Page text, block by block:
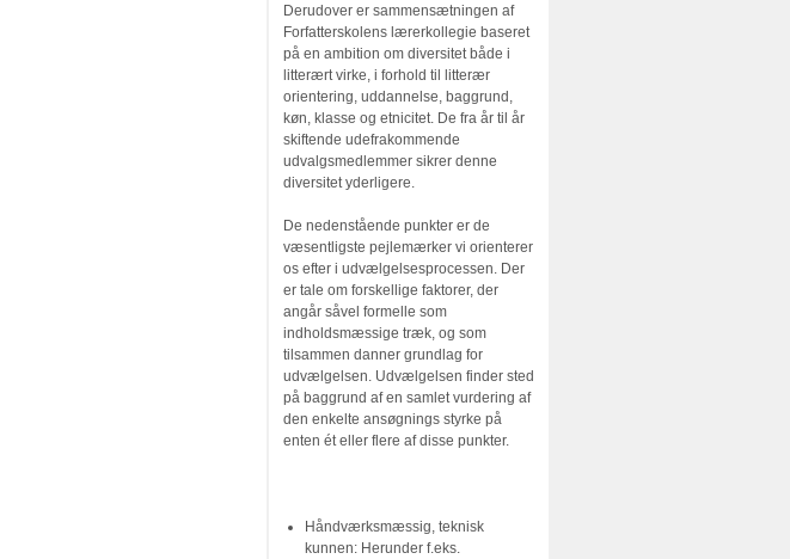
Derudover er sammensætningen af
Forfatterskolens lærerkollegie baseret
på en ambition om diversitet både i
litterært virke, i forhold til litterær
orientering, uddannelse, baggrund,
køn, klasse og etnicitet. De fra år til år
skiftende udefrakommende
udvalgsmedlemmer sikrer denne
diversitet yderligere.
De nedenstående punkter er de
væsentligste pejlemærker vi orienterer
os efter i udvælgelsesprocessen. Der
er tale om forskellige faktorer, der
angår såvel formelle som
indholdsmæssige træk, og som
tilsammen danner grundlag for
udvælgelsen. Udvælgelsen finder sted
på baggrund af en samlet vurdering af
den enkelte ansøgnings styrke på
enten ét eller flere af disse punkter.
Håndværksmæssig, teknisk
kunnen: Herunder f.eks.